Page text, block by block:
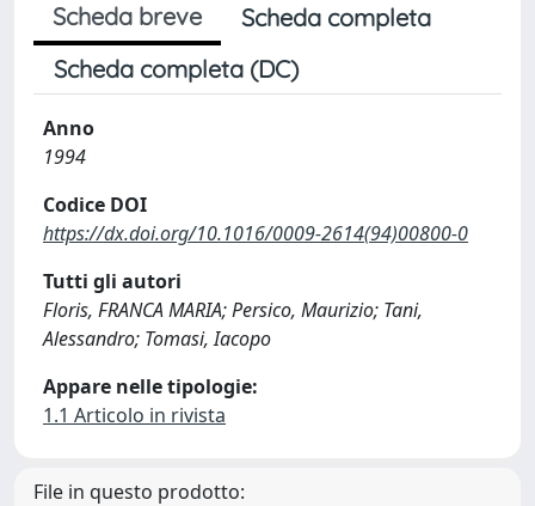
Scheda breve
Scheda completa
Scheda completa (DC)
Anno
1994
Codice DOI
https://dx.doi.org/10.1016/0009-2614(94)00800-0
Tutti gli autori
Floris, FRANCA MARIA; Persico, Maurizio; Tani,
Alessandro; Tomasi, Iacopo
Appare nelle tipologie:
1.1 Articolo in rivista
File in questo prodotto: